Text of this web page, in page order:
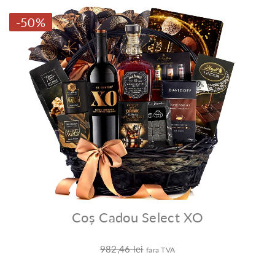
-50%
Coș Cadou Select XO
982,46 lei fara TVA